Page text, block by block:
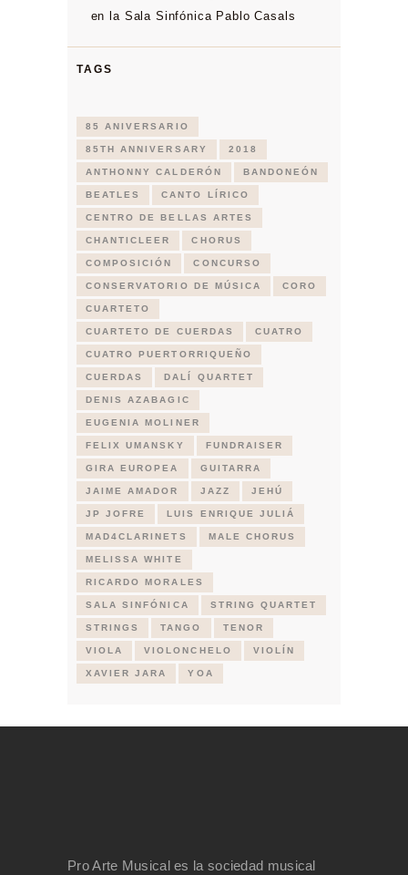
en la Sala Sinfónica Pablo Casals
TAGS
85 ANIVERSARIO
85TH ANNIVERSARY 2018
ANTHONNY CALDERÓN BANDONEÓN
BEATLES CANTO LÍRICO
CENTRO DE BELLAS ARTES
CHANTICLEER CHORUS
COMPOSICIÓN CONCURSO
CONSERVATORIO DE MÚSICA CORO
CUARTETO
CUARTETO DE CUERDAS CUATRO
CUATRO PUERTORRIQUEÑO
CUERDAS DALÍ QUARTET
DENIS AZABAGIC
EUGENIA MOLINER
FELIX UMANSKY FUNDRAISER
GIRA EUROPEA GUITARRA
JAIME AMADOR JAZZ JEHÚ
JP JOFRE LUIS ENRIQUE JULIÁ
MAD4CLARINETS MALE CHORUS
MELISSA WHITE
RICARDO MORALES
SALA SINFÓNICA STRING QUARTET
STRINGS TANGO TENOR
VIOLA VIOLONCHELO VIOLÍN
XAVIER JARA YOA
Pro Arte Musical es la sociedad musical